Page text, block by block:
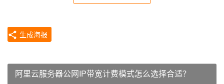
生成海报
阿里云服务器公网IP带宽计费模式怎么选择合适？